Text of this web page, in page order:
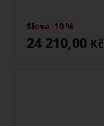
24 210,00 Kč
Sleva 10 %